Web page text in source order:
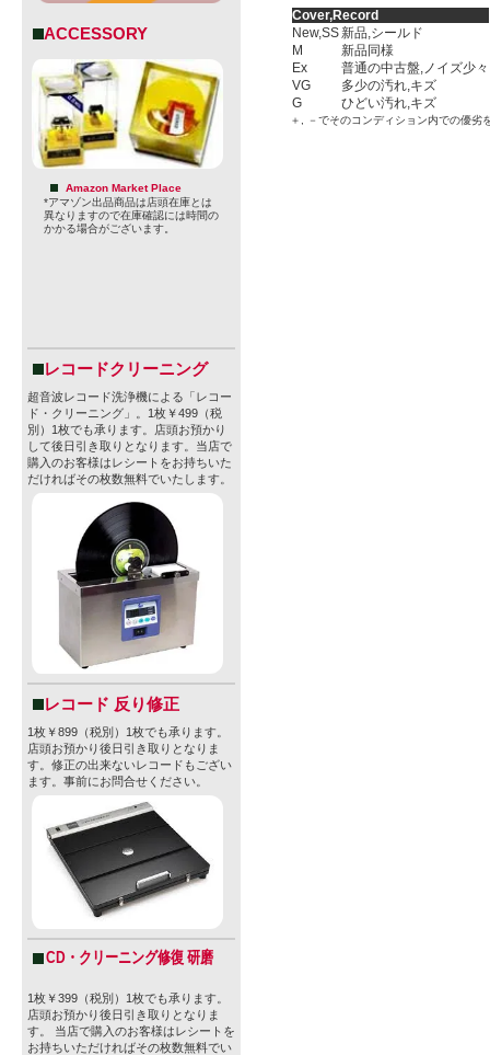
ACCESSORY
Amazon Market Place
*アマゾン出品商品は店頭在庫とは
異なりますので在庫確認には時間の
かかる場合がございます。
レコードクリーニング
超音波レコード洗浄機による「レコー
ド・クリーニング」。1枚￥499（税
別）1枚でも承ります。店頭お預かり
して後日引き取りとなります。当店で
購入のお客様はレシートをお持ちいた
だければその枚数無料でいたします。
レコード 反り修正
1枚￥899（税別）1枚でも承ります。
店頭お預かり後日引き取りとなりま
す。修正の出来ないレコードもござい
ます。事前にお問合せください。
CD・クリーニング修復 研磨
1枚￥399（税別）1枚でも承ります。
店頭お預かり後日引き取りとなりま
す。 当店で購入のお客様はレシートを
お持ちいただければその枚数無料でい
Cover,Record
New,SS新品,シールド
M
新品同様
Ex
普通の中古盤,ノイズ少々
VG
多少の汚れ,キズ
G
ひどい汚れ,キズ
＋, －でそのコンディション内での優劣